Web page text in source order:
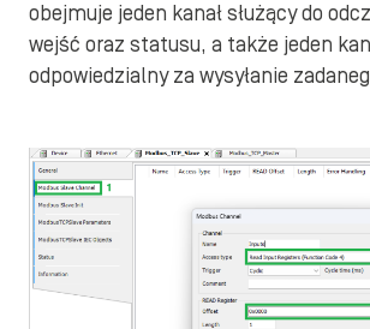
obejmuje jeden kanał służący do
wejść oraz statusu, a także jeden
odpowiedzialny za wysyłanie